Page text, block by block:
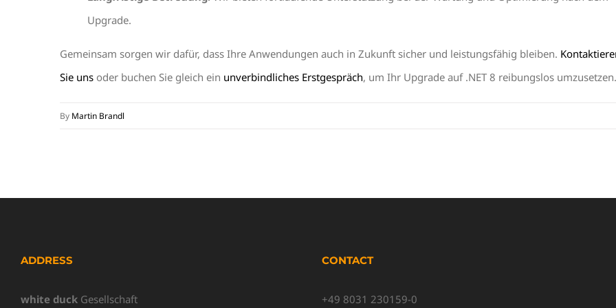
Upgrade.
Gemeinsam sorgen wir dafür, dass Ihre Anwendungen auch in Zukunft sicher und leistungsfähig bleiben.
Sie uns oder buchen Sie gleich ein unverbindliches Erstgespräch, um Ihr Upgrade auf .NET 8 reibungslos umzusetzen.
By Martin Brandl
ADDRESS
white duck Gesellschaft
CONTACT
+49 8031 230159-0